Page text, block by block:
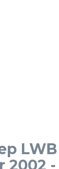
2002 -